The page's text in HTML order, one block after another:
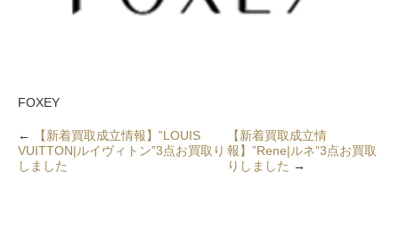
FOXEY
←
【新着買取成立情報】”LOUIS
VUITTON|ルイヴィトン”3点お買取り
しました
【新着買取成立情
報】”Rene|ルネ”3点お買取
りしました →